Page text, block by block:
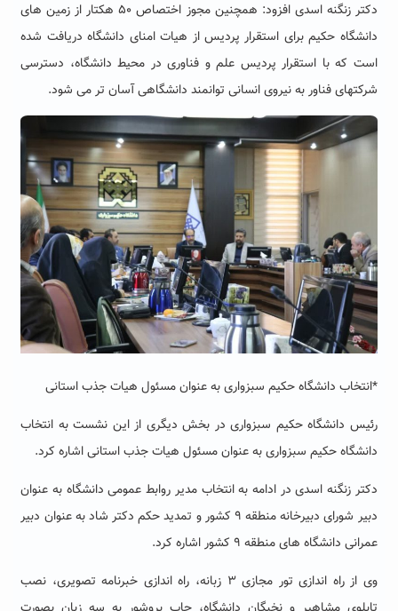
دکتر زنگنه اسدی افزود: همچنین مجوز اختصاص ۵۰هکتار از زمین های
دانشگاه حکیم برای استقرار پردیس از هیات امنای دانشگاه دریافت شده
است که با استقرار پردیس علم و فناوری در محیط دانشگاه، دسترسی
شرکتهای فناور به نیروی انسانی توانمند دانشگاهی آسان تر می شود.
*انتخاب دانشگاه حکیم سبزواری به عنوان مسئول هیات جذب استانی
رئیس دانشگاه حکیم سبزواری در بخش دیگری از این نشست به انتخاب
دانشگاه حکیم سبزواری به عنوان مسئول هیات جذب استانی اشاره کرد.
دکتر زنگنه اسدی در ادامه به انتخاب مدیر روابط عمومی دانشگاه به عنوان
دبیر شورای دبیرخانه منطقه ۹ کشور و تمدید حکم دکتر شاد به عنوان دبیر
عمرانی دانشگاه های منطقه ۹ کشور اشاره کرد.
وی از راه اندازی تور مجازی ۳ زبانه، راه اندازی خبرنامه تصویری، نصب